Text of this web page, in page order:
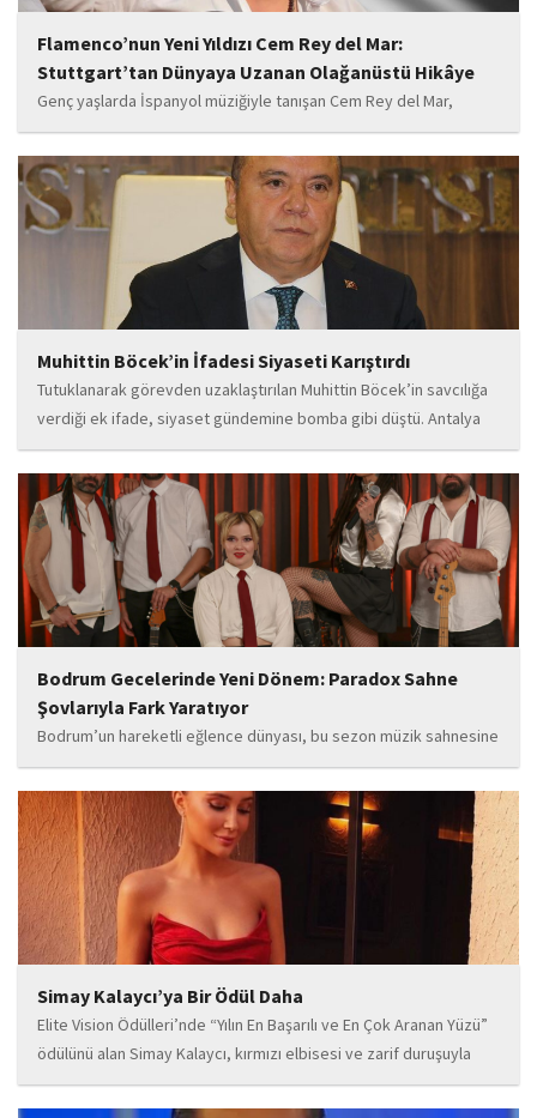
Flamenco’nun Yeni Yıldızı Cem Rey del Mar:
Stuttgart’tan Dünyaya Uzanan Olağanüstü Hikâye
Genç yaşlarda İspanyol müziğiyle tanışan Cem Rey del Mar,
flamenco kültürünün büyüleyici atmosferinden etkilenerek
kendisini bu alana yönlendirdi. Saatler süren disiplinli çalışmalar,
teknik gelişim ve müziğe olan tutkusu, onu kısa...
Muhittin Böcek’in İfadesi Siyaseti Karıştırdı
Tutuklanarak görevden uzaklaştırılan Muhittin Böcek’in savcılığa
verdiği ek ifade, siyaset gündemine bomba gibi düştü. Antalya
Cumhuriyet Savcılığı’na kendi isteğiyle başvurarak ifade verdiği
öğrenilen Böcek’in açıklamalarında, 31 Mart 2024 yerel
seçimleri...
Bodrum Gecelerinde Yeni Dönem: Paradox Sahne
Şovlarıyla Fark Yaratıyor
Bodrum’un hareketli eğlence dünyası, bu sezon müzik sahnesine
iddialı bir giriş yapan “Paradox” ile yeni bir enerji kazanıyor. Güçlü
sahne performansı, uluslararası standartlardaki repertuarı ve
deneyimli müzisyen kadrosuyla dikkat çeken...
Simay Kalaycı’ya Bir Ödül Daha
Elite Vision Ödülleri’nde “Yılın En Başarılı ve En Çok Aranan Yüzü”
ödülünü alan Simay Kalaycı, kırmızı elbisesi ve zarif duruşuyla
geceye damga vurdu. Takı markasıyla da dikkat çeken Kalaycı,
Wilma...